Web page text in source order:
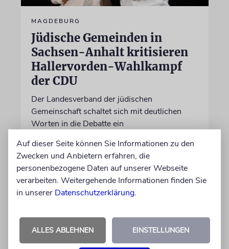
MAGDEBURG
Jüdische Gemeinden in
Sachsen-Anhalt kritisieren
Hallervorden-Wahlkampf
der CDU
Der Landesverband der jüdischen
Gemeinschaft schaltet sich mit deutlichen
Worten in die Debatte ein
06.08.2026
Auf dieser Seite können Sie Informationen zu den
Zwecken und Anbietern erfahren, die
personenbezogene Daten auf unserer Webseite
verarbeiten. Weitergehende Informationen finden Sie
in unserer Datenschutzerklärung.
ALLES ABLEHNEN EINSTELLUNGEN